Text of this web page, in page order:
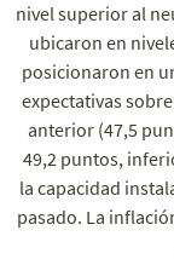
nivel superior al
ubicaron en
posicionaron en
expectativas
anterior (47,5
49,2 puntos,
la capacidad
pasado. La